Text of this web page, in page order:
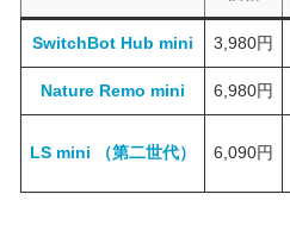
SwitchBot Hub mini 3,980円
Nature Remo mini 6,980円
LS mini （第二世代） 6,090円